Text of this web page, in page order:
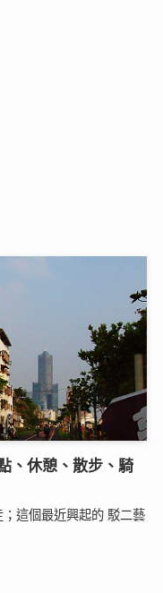
、休憩、散步、騎
這個最近興起的 駁二藝